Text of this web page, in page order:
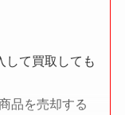
して買取しても
品を売却する